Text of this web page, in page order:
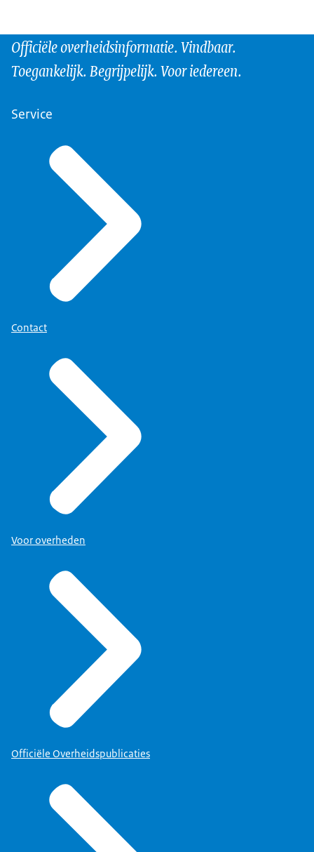
Officiële overheidsinformatie. Vindbaar.
Toegankelijk. Begrijpelijk. Voor iedereen.
Service
Contact
Voor overheden
Officiële Overheidspublicaties